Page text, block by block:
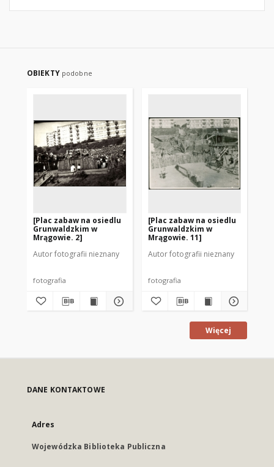
OBIEKTY podobne
[Plac zabaw na osiedlu
Grunwaldzkim w
Mrągowie. 2]
Autor fotografii nieznany
fotografia
[Plac zabaw na osiedlu
Grunwaldzkim w
Mrągowie. 11]
Autor fotografii nieznany
fotografia
Więcej
DANE KONTAKTOWE
Adres
Wojewódzka Biblioteka Publiczna